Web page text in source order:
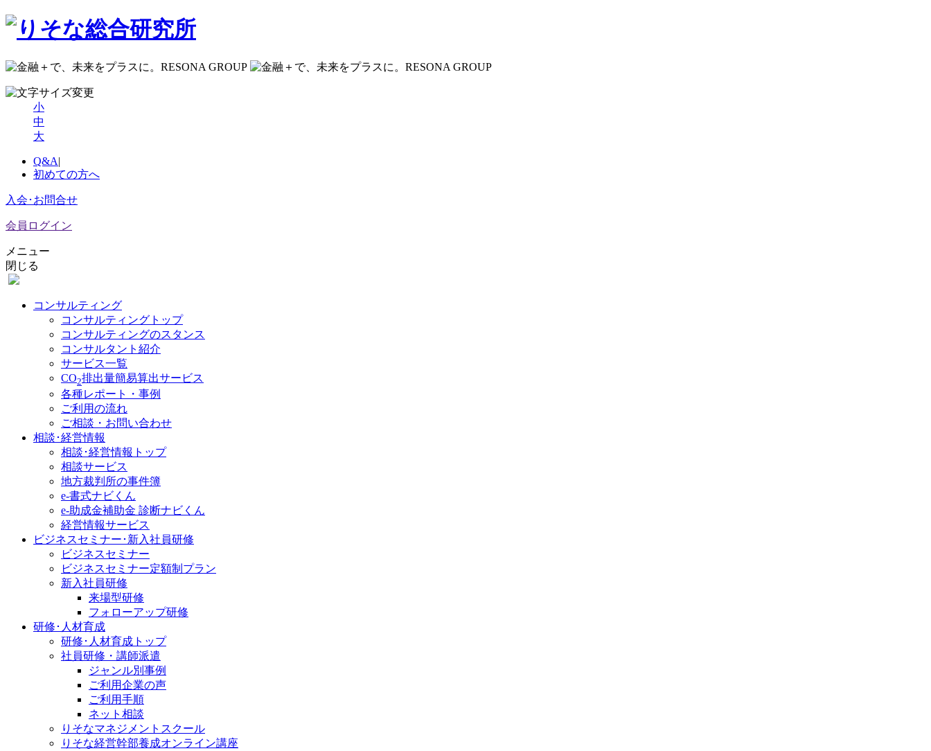
小
中
大
Q&A|
初めての方へ
入会･お問合せ
会員ログイン
メニュー
閉じる
コンサルティング
コンサルティングトップ
コンサルティングのスタンス
コンサルタント紹介
サービス一覧
CO2排出量簡易算出サービス
各種レポート・事例
ご利用の流れ
ご相談・お問い合わせ
相談･経営情報
相談･経営情報トップ
相談サービス
地方裁判所の事件簿
e-書式ナビくん
e-助成金補助金 診断ナビくん
経営情報サービス
ビジネスセミナー･新入社員研修
ビジネスセミナー
ビジネスセミナー定額制プラン
新入社員研修
来場型研修
フォローアップ研修
研修･人材育成
研修･人材育成トップ
社員研修・講師派遣
ジャンル別事例
ご利用企業の声
ご利用手順
ネット相談
りそなマネジメントスクール
りそな経営幹部養成オンライン講座